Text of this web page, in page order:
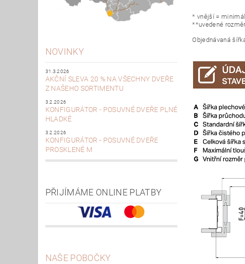
NOVINKY
31.3.2026
AKČNÍ SLEVA 20 % NA VŠECHNY DVEŘE
Z NAŠEHO SORTIMENTU
3.2.2026
KONFIGURÁTOR - POSUVNÉ DVEŘE PLNÉ
HLADKÉ
3.2.2026
KONFIGURÁTOR - POSUVNÉ DVEŘE
PROSKLENÉ M
PŘIJÍMÁME ONLINE PLATBY
NAŠE POBOČKY
* vnější =
**uvedené
Objednávaná